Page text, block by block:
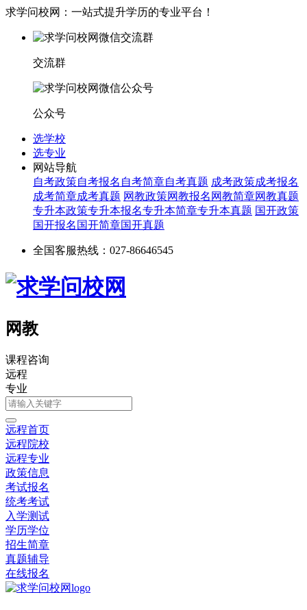
求学问校网：一站式提升学历的专业平台！
交流群
公众号
选学校
选专业
网站导航
自考政策自考报名 自考简章自考真题 成考政策成考报名
成考简章成考真题 网教政策网教报名 网教简章网教真题
专升本政策专升本报名专升本简章专升本真题 国开政策
国开报名 国开简章国开真题
全国客服热线：027-86646545
网教
课程咨询
远程
专业
远程首页
远程院校
远程专业
政策信息
考试报名
统考考试
入学测试
学历学位
招生简章
真题辅导
在线报名